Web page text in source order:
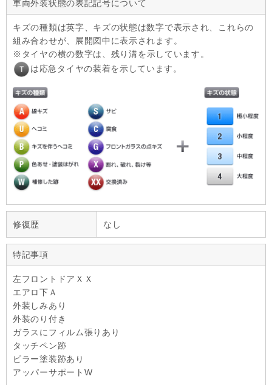
車両外装状態の表記記号について
キズの種類は英字、キズの状態は数字で表示され、これらの
組み合わせが、展開図中に表示されます。
タイヤの横の数字は、残り溝を示しています。
は応急タイヤの装着を示しています。
修復歴 なし
特記事項
左フロントドアＸＸ
エアロ下Ａ
外装しみあり
外装のり付き
ガラスにフィルム張りあり
タッチペン跡
ピラー塗装跡あり
アッパーサポートW